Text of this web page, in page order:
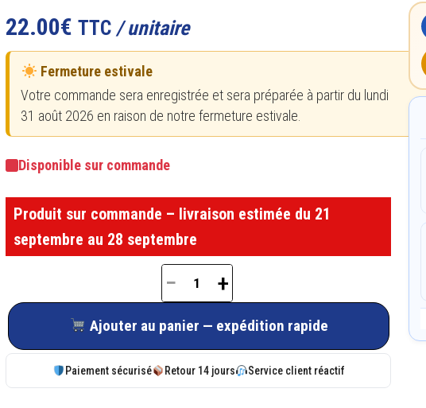
22.00€ TTC / unitaire
Fermeture estivale
Votre commande sera enregistrée et sera préparée à partir du lundi
31 août 2026 en raison de notre fermeture estivale.
Disponible sur commande
Produit sur commande – livraison estimée du 21
septembre au 28 septembre
quantité
Butée
à
− +
Ajouter au panier — expédition rapide
Paiement sécurisé Retour 14 jours Service client réactif